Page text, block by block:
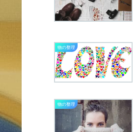
物の整理
物の整理